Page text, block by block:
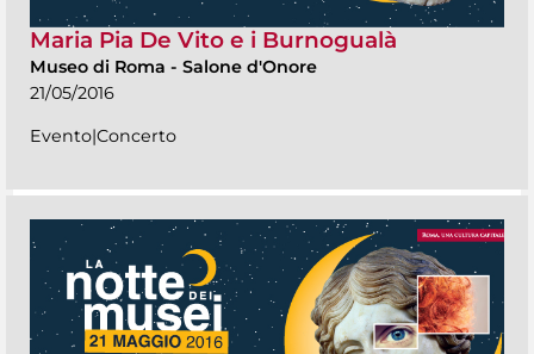
Maria Pia De Vito e i Burnogualà
Museo di Roma - Salone d'Onore
21/05/2016
Evento|Concerto